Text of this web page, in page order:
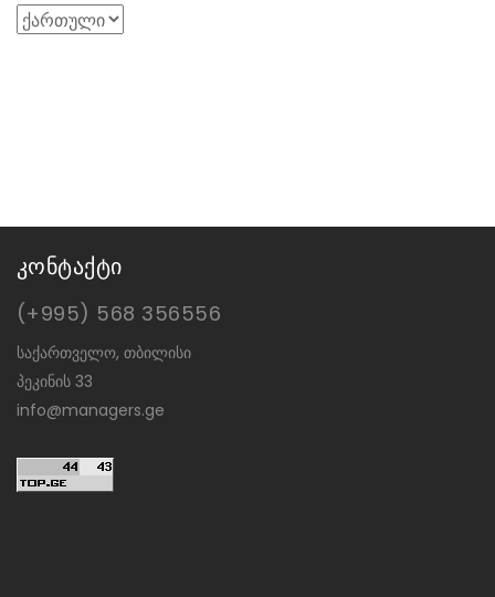
Choose
a
კონტაქტი
(+995) 568 356556
საქართველო, თბილისი
პეკინის 33
info@managers.ge